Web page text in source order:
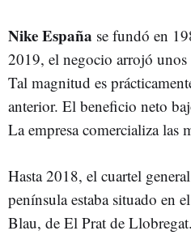
Nike España se fundó en
2019, el negocio arrojó
Tal magnitud es
anterior. El beneficio neto
La empresa comercializa las
Hasta 2018, el cuartel
península estaba situado en
Blau, de El Prat de